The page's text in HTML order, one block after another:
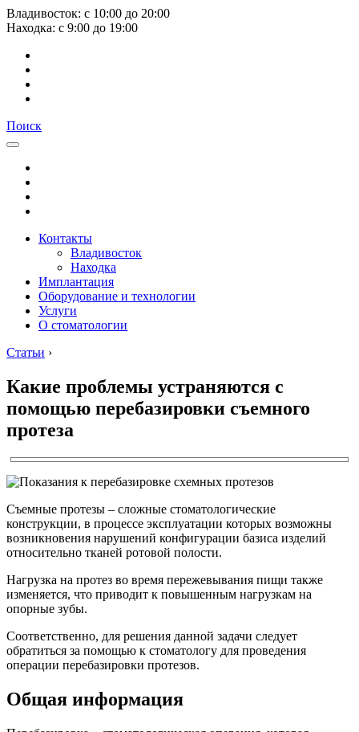
Владивосток: с 10:00 до 20:00
Находка: с 9:00 до 19:00
Поиск
Контакты
Владивосток
Находка
Имплантация
Оборудование и технологии
Услуги
О стоматологии
Статьи ›
Какие проблемы устраняются с
помощью перебазировки съемного
протеза
Съемные протезы – сложные стоматологические
конструкции, в процессе эксплуатации которых возможны
возникновения нарушений конфигурации базиса изделий
относительно тканей ротовой полости.
Нагрузка на протез во время пережевывания пищи также
изменяется, что приводит к повышенным нагрузкам на
опорные зубы.
Соответственно, для решения данной задачи следует
обратиться за помощью к стоматологу для проведения
операции перебазировки протезов.
Общая информация